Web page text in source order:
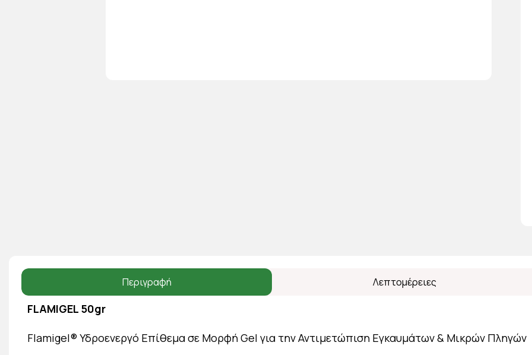
Περιγραφή Λεπτομέρειες
FLAMIGEL 50gr
Flamigel® Υδροενεργό Επίθεμα σε Μορφή Gel για την Αντιμετώπιση Εγκαυμάτων & Μικρών Πληγών